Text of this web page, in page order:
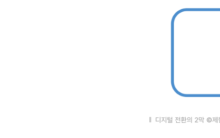
디지털 전환의 2막 ©제